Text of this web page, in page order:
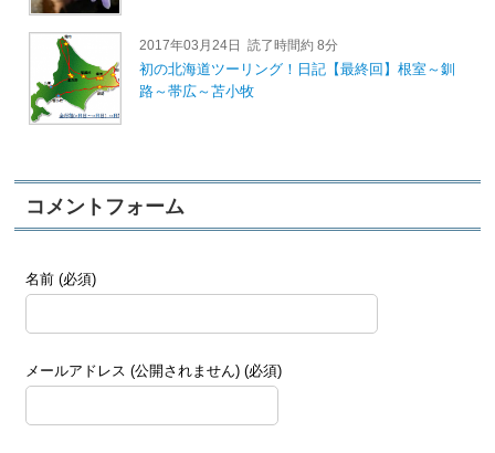
2017年03月24日 読了時間約 8分
初の北海道ツーリング！日記【最終回】根室～釧
路～帯広～苫小牧
コメントフォーム
名前 (必須)
メールアドレス (公開されません) (必須)